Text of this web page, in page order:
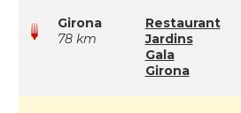
Girona
78 km
Restaurant
Jardins
Gala
Girona